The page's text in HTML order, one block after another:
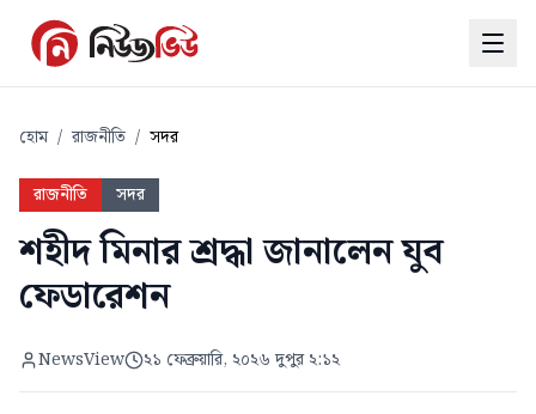
হোম / রাজনীতি / সদর
রাজনীতি সদর
শহীদ মিনার শ্রদ্ধা জানালেন যুব
ফেডারেশন
NewsView ২১ ফেব্রুয়ারি, ২০২৬ দুপুর ২:১২